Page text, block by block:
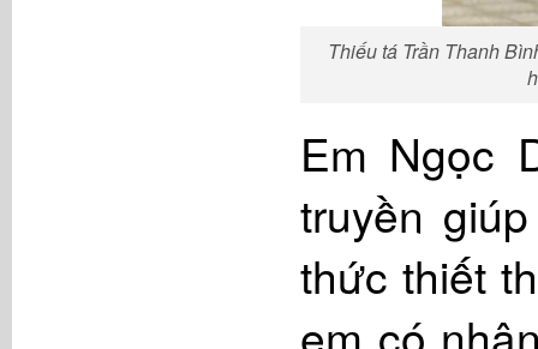
Thiếu tá Trần Thanh
Em Ngọc
truyền
thức thiết
em có